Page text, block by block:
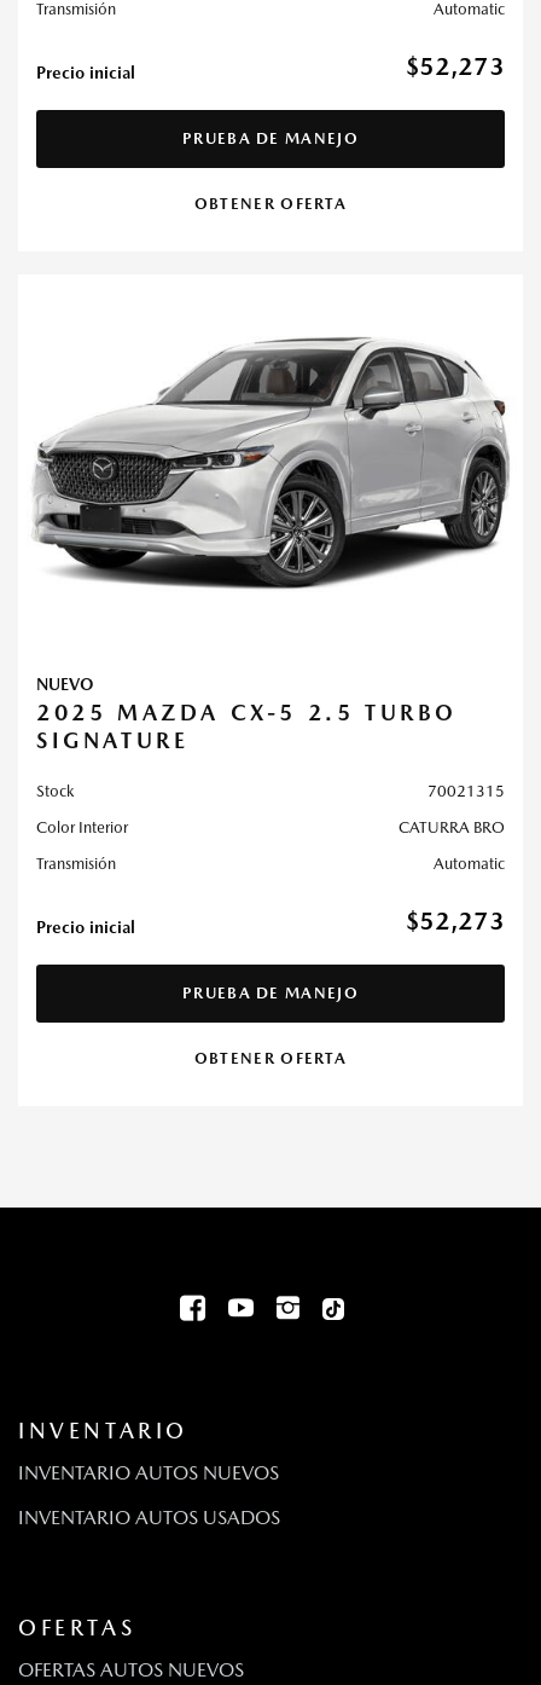
Transmisión
Automatic
Precio inicial $52,273
PRUEBA DE MANEJO
OBTENER OFERTA
NUEVO
2025 MAZDA CX-5 2.5 TURBO
SIGNATURE
Stock
70021315
Color Interior
CATURRA BRO
Transmisión
Automatic
Precio inicial $52,273
PRUEBA DE MANEJO
OBTENER OFERTA
INVENTARIO
INVENTARIO AUTOS NUEVOS
INVENTARIO AUTOS USADOS
OFERTAS
OFERTAS AUTOS NUEVOS